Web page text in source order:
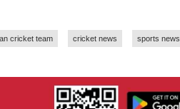
cricket team cricket news sports news